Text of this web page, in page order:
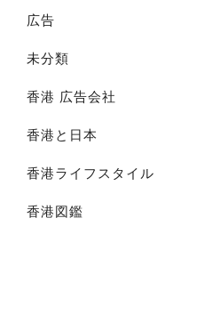
広告
未分類
香港 広告会社
香港と日本
香港ライフスタイル
香港図鑑